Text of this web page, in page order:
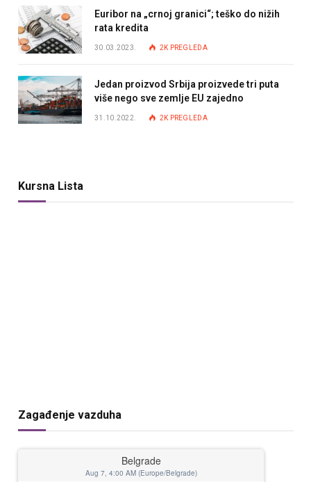
Euribor na „crnoj granici“; teško do nižih
rata kredita
30.03.2023. 2K PREGLEDA
Jedan proizvod Srbija proizvede tri puta
više nego sve zemlje EU zajedno
31.10.2022. 2K PREGLEDA
Kursna Lista
Zagađenje vazduha
Belgrade
Aug 7, 4:00 AM (Europe/Belgrade)